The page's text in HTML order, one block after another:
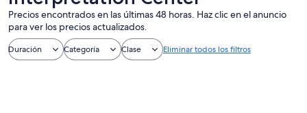
Precios encontrados en las últimas 48 horas. Haz clic en el anuncio
para ver los precios actualizados.
Duración Categoría Clase Eliminar todos los filtros